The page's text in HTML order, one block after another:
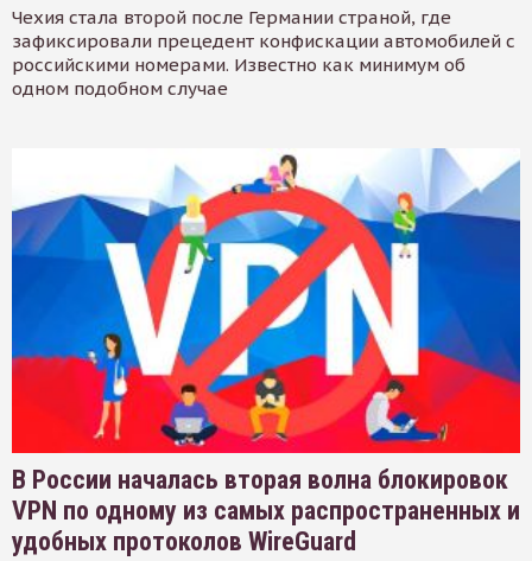
Чехия стала второй после Германии страной, где
зафиксировали прецедент конфискации автомобилей с
российскими номерами. Известно как минимум об
одном подобном случае
В России началась вторая волна блокировок
VPN по одному из самых распространенных и
удобных протоколов WireGuard